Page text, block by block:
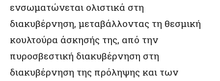
ενσωματώνεται ολιστικά στη
διακυβέρνηση, μεταβάλλοντας τη θεσμική
κουλτούρα άσκησής της, από την
πυροσβεστική διακυβέρνηση στη
διακυβέρνηση της πρόληψης και των